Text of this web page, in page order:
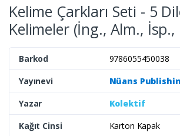
Kelime Çarkları Seti - 5
Kelimeler (İng., Alm., İsp.,
Barkod
9786055450038
Yayınevi
Nüans
Yazar
Kolektif
Kağıt Cinsi
Karton Kapak